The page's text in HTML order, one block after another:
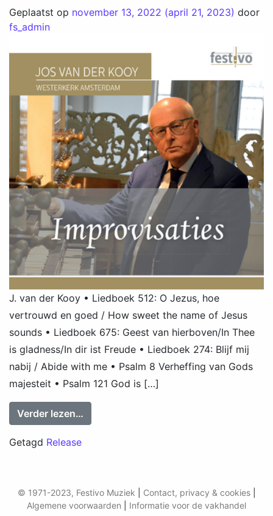
Geplaatst op november 13, 2022 (april 21, 2023) door
fs_admin
J. van der Kooy • Liedboek 512: O Jezus, hoe
vertrouwd en goed / How sweet the name of Jesus
sounds • Liedboek 675: Geest van hierboven/In Thee
is gladness/In dir ist Freude • Liedboek 274: Blijf mij
nabij / Abide with me • Psalm 8 Verheffing van Gods
majesteit • Psalm 121 God is […]
Verder lezen…
Getagd Release
© 1971-2023, Festivo Muziek Contact, privacy & cookies|
Algemene voorwaarden
Informatie voor de vakhandel